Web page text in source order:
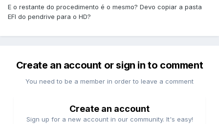
E o restante do procedimento é o mesmo? Devo copiar a pasta
EFI do pendrive para o HD?
Create an account or sign in to comment
You need to be a member in order to leave a comment
Create an account
Sign up for a new account in our community. It's easy!